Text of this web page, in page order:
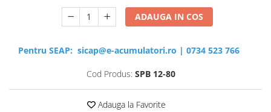
ADAUGA IN COS
Pentru SEAP: sicap@e-acumulatori.ro | 0734 523 766
Cod Produs: SPB 12-80
Adauga la Favorite